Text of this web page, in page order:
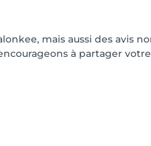
mais aussi des avis
à partager